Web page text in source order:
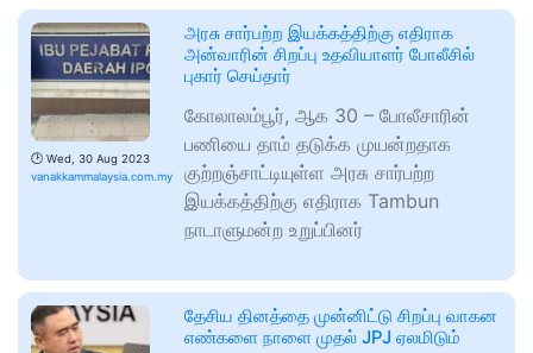
🕑 Wed, 30 Aug 2023
vanakkammalaysia.com.my
அரசு சார்பற்ற இயக்கத்திற்கு எதிராக
அன்வாரின் சிறப்பு உதவியாளர் போலீசில்
புகார் செய்தார்
கோலாலம்பூர், ஆக 30 – போலீசாரின்
பணியை தாம் தடுக்க முயன்றதாக
குற்றஞ்சாட்டியுள்ள அரசு சார்பற்ற
இயக்கத்திற்கு எதிராக Tambun
நாடாளுமன்ற உறுப்பினர்
தேசிய தினத்தை முன்னிட்டு சிறப்பு வாகன
எண்களை நாளை முதல் JPJ ஏலமிடும்